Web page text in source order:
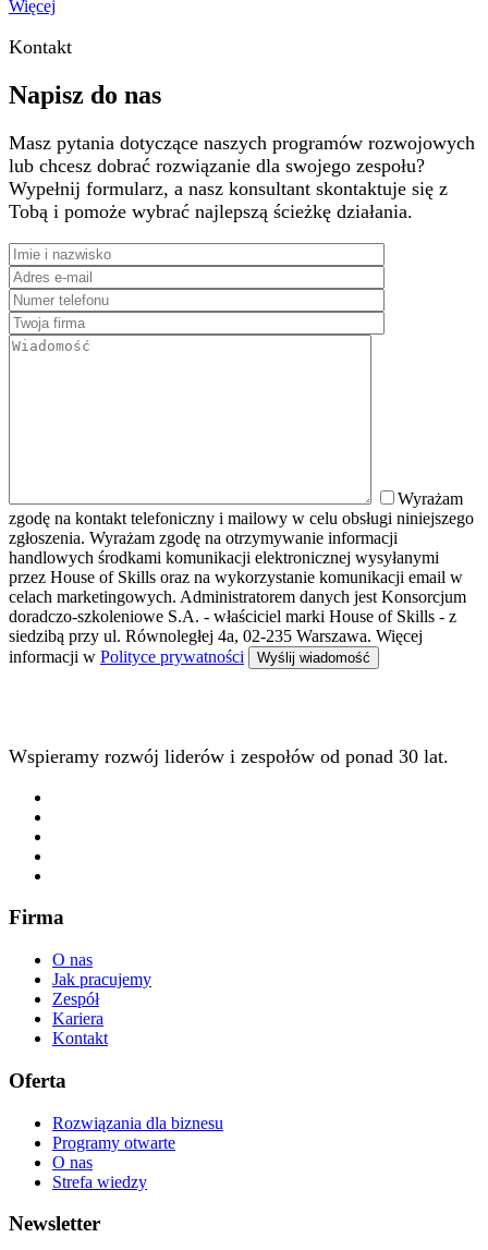
Więcej
Kontakt
Napisz do nas
Masz pytania dotyczące naszych programów rozwojowych
lub chcesz dobrać rozwiązanie dla swojego zespołu?
Wypełnij formularz, a nasz konsultant skontaktuje się z
Tobą i pomoże wybrać najlepszą ścieżkę działania.
Wyrażam
zgodę na kontakt telefoniczny i mailowy w celu obsługi niniejszego
zgłoszenia. Wyrażam zgodę na otrzymywanie informacji
handlowych środkami komunikacji elektronicznej wysyłanymi
przez House of Skills oraz na wykorzystanie komunikacji email w
celach marketingowych. Administratorem danych jest Konsorcjum
doradczo-szkoleniowe S.A. - właściciel marki House of Skills - z
siedzibą przy ul. Równoległej 4a, 02-235 Warszawa. Więcej
informacji w Polityce prywatności
Wspieramy rozwój liderów i zespołów od ponad 30 lat.
Firma
O nas
Jak pracujemy
Zespół
Kariera
Kontakt
Oferta
Rozwiązania dla biznesu
Programy otwarte
O nas
Strefa wiedzy
Newsletter